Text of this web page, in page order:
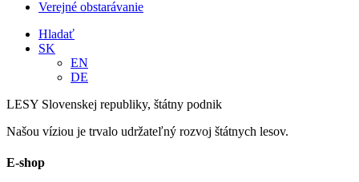
Verejné obstarávanie
Hladať
SK
EN
DE
LESY Slovenskej republiky, štátny podnik
Našou víziou je trvalo udržateľný rozvoj štátnych lesov.
E-shop